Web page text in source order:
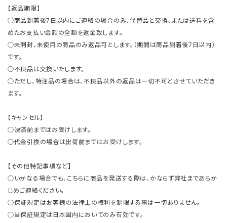
【返品期限】
○商品到着後7日以内にご連絡の場合のみ、代替品と交換、または送料を含
めたお支払い金額の全額を返金致します。
○未開封、未使用の商品のみ返品可とします。（期間は商品到着後7日以内）
です。
○不良品は交換いたします。
○ただし、特注品の場合は、不良品以外の返品は一切不可とさせていただき
ます。
【キャンセル】
○決済前まではお受けします。
○代金引換の場合は出荷前まではお受けします。
【その他特記事項など】
○いかなる場合でも、こちらに商品を発送する際は、かならず弊社まであらか
じめご連絡ください。
○保証規定はお客様の法律上の権利を制限する事は一切ありません。
○当保証規定は日本国内においてのみ有効です。